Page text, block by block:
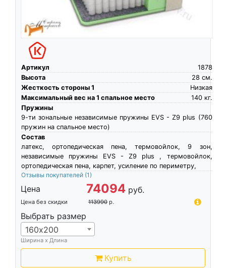
Артикул
1878
Высота
см.
28
Жесткость стороны 1
Низкая
Максимальный вес на 1 спальное место
кг.
140
Пружины
9-ти зональные независимые пружины EVS - Z9 plus (760
пружин на спальное место)
Состав
латекс, ортопедическая пена, термовойлок, 9 зон,
независимые пружины EVS - Z9 plus , термовойлок,
ортопедическая пена, карпет, усиление по периметру,
Отзывы покупателей (1)
Цена 74094 руб.
Цена без скидки 113990 р.
Выбрать размер
160х200
Ширина х Длина
Купить